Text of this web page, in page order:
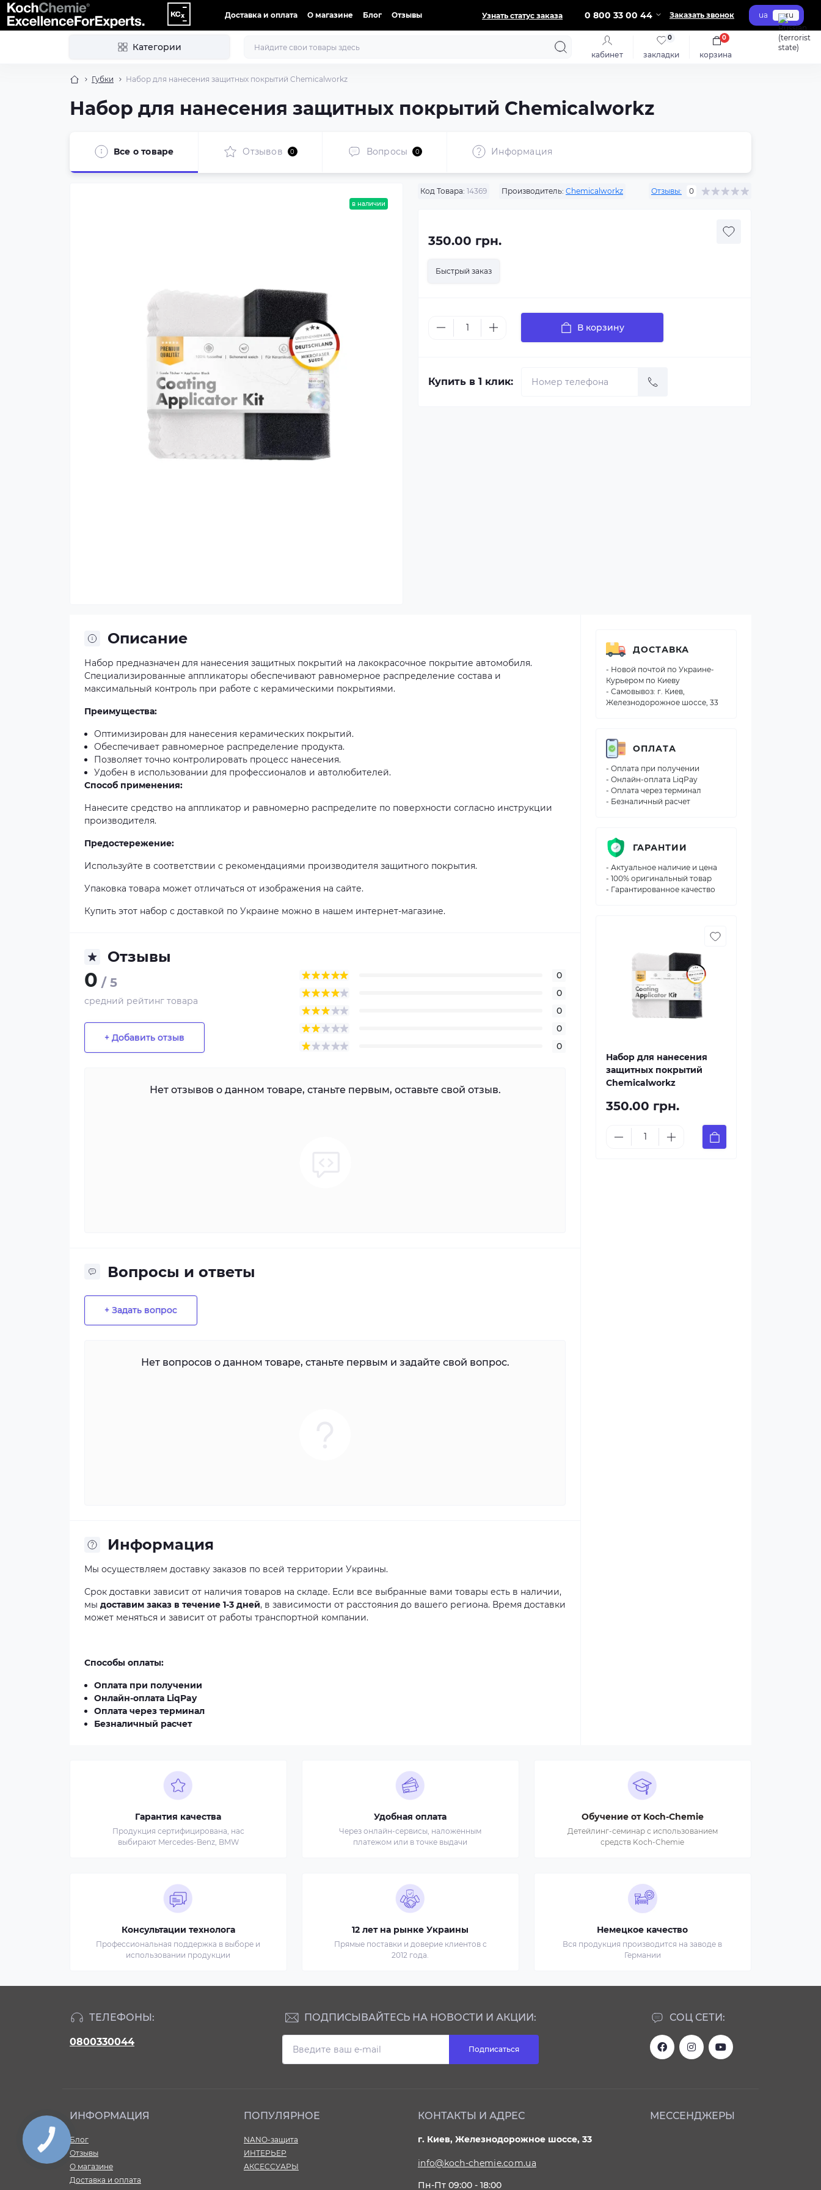
Доставка и оплата О магазине Блог Отзывы Узнать статус заказа 0 800 33 00 44 Заказать звонок ua ru
Категории
кабинет закладки
0
корзина
0
Губки Набор для нанесения защитных покрытий Chemicalworkz
Набор для нанесения защитных покрытий Chemicalworkz
Все о товаре Отзывов 0 Вопросы 0 Информация
в наличии
Код Товара: 14369 Производитель: Chemicalworkz Отзывы: 0
350.00 грн.
Быстрый заказ
В корзину
Купить в 1 клик:
Описание
Набор предназначен для нанесения защитных покрытий на лакокрасочное покрытие автомобиля.
Специализированные аппликаторы обеспечивают равномерное распределение состава и
максимальный контроль при работе с керамическими покрытиями.
Преимущества:
Оптимизирован для нанесения керамических покрытий.
Обеспечивает равномерное распределение продукта.
Позволяет точно контролировать процесс нанесения.
Удобен в использовании для профессионалов и автолюбителей.
Способ применения:
Нанесите средство на аппликатор и равномерно распределите по поверхности согласно инструкции
производителя.
Предостережение:
Используйте в соответствии с рекомендациями производителя защитного покрытия.
Упаковка товара может отличаться от изображения на сайте.
Купить этот набор с доставкой по Украине можно в нашем интернет-магазине.
Отзывы
0 / 5
средний рейтинг товара
+ Добавить отзыв
0
0
0
0
0
Нет отзывов о данном товаре, станьте первым, оставьте свой отзыв.
Вопросы и ответы
+ Задать вопрос
Нет вопросов о данном товаре, станьте первым и задайте свой вопрос.
Информация
Мы осуществляем доставку заказов по всей территории Украины.
Срок доставки зависит от наличия товаров на складе. Если все выбранные вами товары есть в наличии,
мы доставим заказ в течение 1-3 дней, в зависимости от расстояния до вашего региона. Время доставки
может меняться и зависит от работы транспортной компании.
Способы оплаты:
Оплата при получении
Онлайн-оплата LiqPay
Оплата через терминал
Безналичный расчет
ДОСТАВКА
- Новой почтой по Украине-
Курьером по Киеву
- Самовывоз: г. Киев,
Железнодорожное шоссе, 33
ОПЛАТА
- Оплата при получении
- Онлайн-оплата LiqPay
- Оплата через терминал
- Безналичный расчет
ГАРАНТИИ
- Актуальное наличие и цена
- 100% оригинальный товар
- Гарантированное качество
Набор для нанесения
защитных покрытий
Chemicalworkz
350.00 грн.
Гарантия качества
Продукция сертифицирована, нас
выбирают Mercedes-Benz, BMW
Удобная оплата
Через онлайн-сервисы, наложенным
платежом или в точке выдачи
Обучение от Koch-Chemie
Детейлинг-семинар с использованием
средств Koch-Chemie
Консультации технолога
Профессиональная поддержка в выборе и
использовании продукции
12 лет на рынке Украины
Прямые поставки и доверие клиентов с
2012 года.
Немецкое качество
Вся продукция производится на заводе в
Германии
ТЕЛЕФОНЫ:
0800330044
СОЦ СЕТИ:
ПОДПИСЫВАЙТЕСЬ НА НОВОСТИ И АКЦИИ:
Подписаться
ИНФОРМАЦИЯ
Блог
Отзывы
О магазине
Доставка и оплата
ПОПУЛЯРНОЕ
NANO-защита
ИНТЕРЬЕР
АКСЕССУАРЫ
КОНТАКТЫ И АДРЕС
г. Киев, Железнодорожное шоссе, 33
info@koch-chemie.com.ua
Пн-Пт 09:00 - 18:00
МЕССЕНДЖЕРЫ